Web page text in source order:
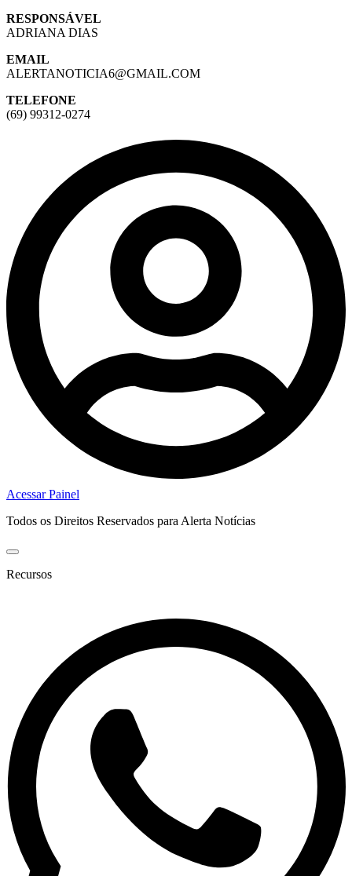
RESPONSÁVEL
ADRIANA DIAS
EMAIL
ALERTANOTICIA6@GMAIL.COM
TELEFONE
(69) 99312-0274
Acessar Painel
Todos os Direitos Reservados para Alerta Notícias
Recursos